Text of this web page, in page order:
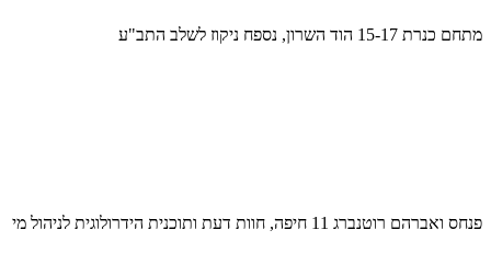
מתחם כנרת 15-17 הוד השרון, נספח ניקוז לשלב התב"ע
פנחס ואברהם רוטנברג 11 חיפה, חוות דעת ותוכנית הידרולוגית לניהול מי